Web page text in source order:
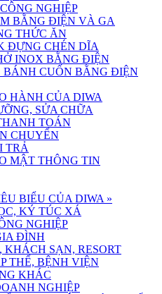
NGHIỆP
BẰNG ĐIỆN VÀ GA
THỨC ĂN
ĐỰNG CHÉN DĨA
INOX BẰNG ĐIỆN
BÁNH CUỐN BẰNG ĐIỆN
HÀNH CỦA DIWA
SỬA CHỮA
TOÁN
CHUYỂN
TRẢ
MẬT THÔNG TIN
BIỂU CỦA DIWA »
KÝ TÚC XÁ
NGHIỆP
ĐÌNH
SẠN, RESORT
THỂ, BỆNH VIỆN
KHÁC
NGHIỆP